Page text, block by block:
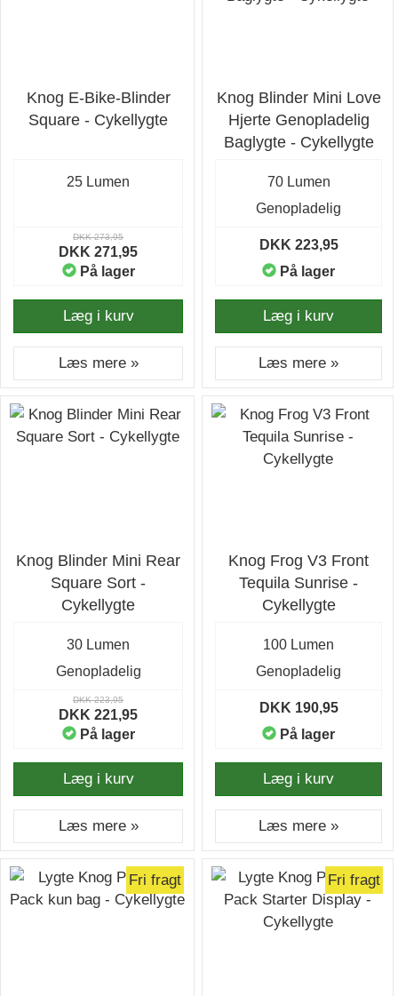
Knog E-Bike-Blinder
Square - Cykellygte
25 Lumen
DKK 273,95
DKK 271,95
På lager
Læg i kurv
Læs mere »
Knog Blinder Mini Love
Hjerte Genopladelig
Baglygte - Cykellygte
70 Lumen
Genopladelig
DKK 223,95
På lager
Læg i kurv
Læs mere »
Knog Blinder Mini Rear
Square Sort -
Cykellygte
30 Lumen
Genopladelig
DKK 223,95
DKK 221,95
På lager
Læg i kurv
Læs mere »
Knog Frog V3 Front
Tequila Sunrise -
Cykellygte
100 Lumen
Genopladelig
DKK 190,95
På lager
Læg i kurv
Læs mere »
Fri fragt Fri fragt